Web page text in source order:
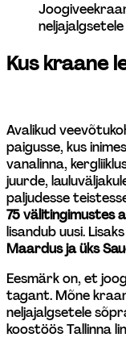
Kus kraane
Avalikud
paigusse, kus
vanalinna,
juurde,
paljudesse
75 välitingimustes
lisandub uusi.
Maardus ja üks
Eesmärk on, et
tagant. Mõne
neljajalgsetele
koostöös Tallinna